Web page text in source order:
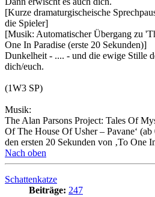
[Kurze dramaturgischeische
die Spieler]
[Musik: Automatischer Übergang zu
One In Paradise (erste 20 Sekunden)]
Dunkelheit - .... - und die ewige Stille
dich/euch.
(1W3 SP)
Musik:
The Alan Parsons Project: Tales Of
Of The House Of Usher – Pavane‘
den ersten 20 Sekunden von ‚To One
Nach oben
Schattenkatze
Beiträge: 247